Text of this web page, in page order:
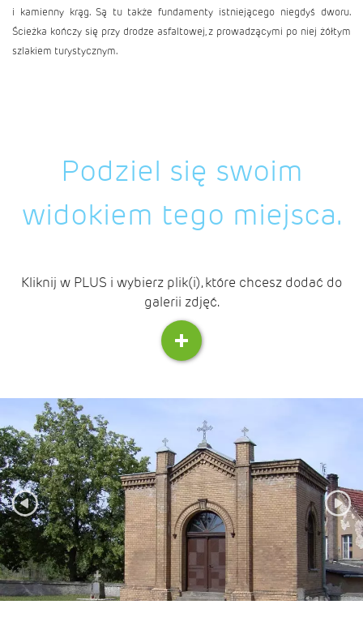
i kamienny krąg. Są tu także fundamenty istniejącego niegdyś dworu.
Ścieżka kończy się przy drodze asfaltowej, z prowadzącymi po niej żółtym
szlakiem turystycznym.
Podziel się swoim
widokiem tego miejsca.
Kliknij w PLUS i wybierz plik(i), które chcesz dodać do
galerii zdjęć.